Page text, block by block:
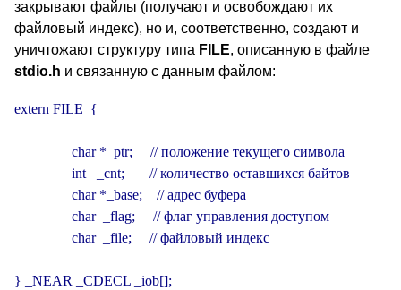
закрывают файлы (получают и освобождают их
файловый индекс), но и, соответственно, создают и
уничтожают структуру типа FILE, описанную в файле
stdio.h и связанную с данным файлом:
extern FILE  {
                char *_ptr;     // положение текущего символа
                int   _cnt;       // количество оставшихся байтов
                char *_base;    // адрес буфера
                char  _flag;     // флаг управления доступом
                char  _file;     // файловый индекс
} _NEAR _CDECL _iob[];